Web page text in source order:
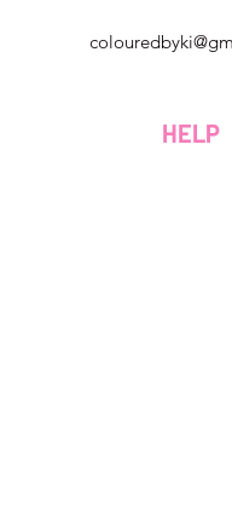
Du lundi au vendredi
HELP